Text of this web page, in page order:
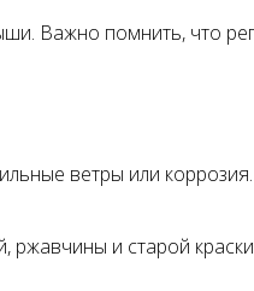
Важно помнить, что
ветры или
ржавчины и старой